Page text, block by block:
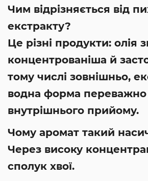
Чим відрізняється від
екстракту?
Це різні продукти: олія
концентрованіша й
тому числі зовнішньо,
водна форма переважно
внутрішнього прийому.
Чому аромат такий
Через високу
сполук хвої.